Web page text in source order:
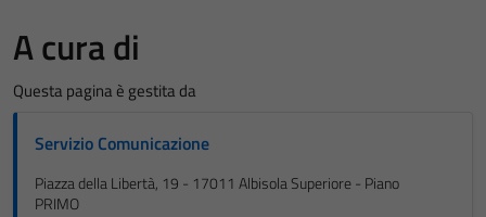
A cura di
Questa pagina è gestita da
Servizio Comunicazione
Piazza della Libertà, 19 - 17011 Albisola Superiore - Piano
PRIMO